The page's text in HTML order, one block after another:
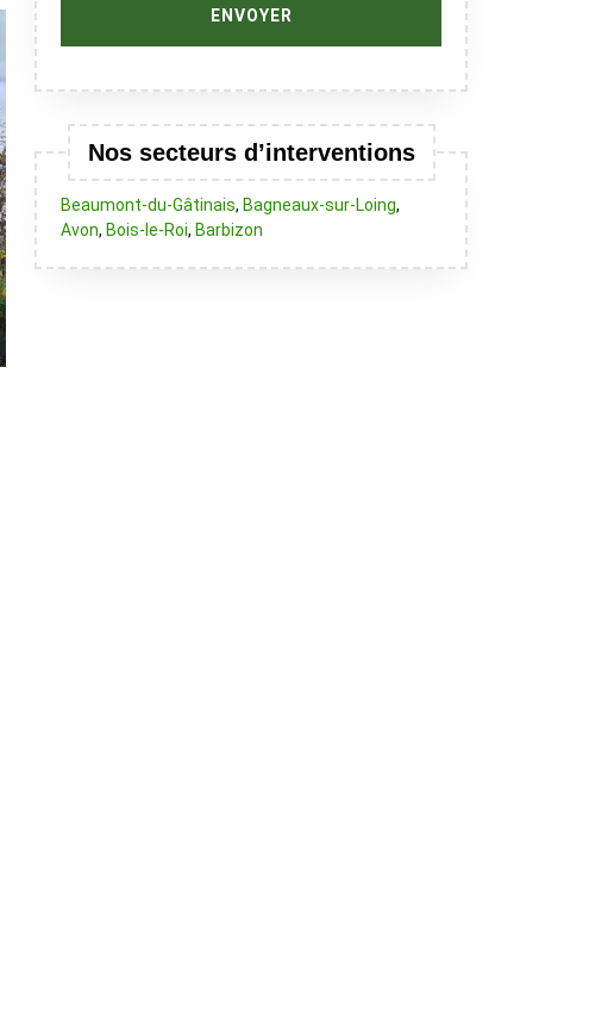
Nos secteurs d’interventions
Beaumont-du-Gâtinais, Bagneaux-sur-Loing,
Avon, Bois-le-Roi, Barbizon